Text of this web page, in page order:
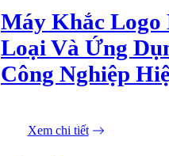
Máy Khắc Logo
Loại Và Ứng
Công Nghiệp
Xem chi tiết
23/05/2026